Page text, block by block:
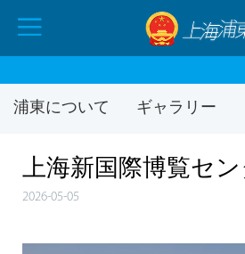
浦東について ギャラリー
上海新国際博覧セン
2026-05-05